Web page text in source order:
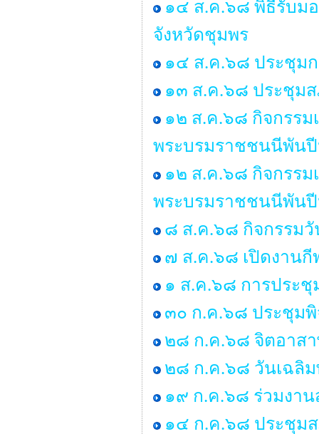
๑๔ ส.ค.๖๘ พิธีรับม
จังหวัดชุมพร
๑๔ ส.ค.๖๘ ประชุม
๑๓ ส.ค.๖๘ ประชุม
๑๒ ส.ค.๖๘ กิจกรรม
พระบรมราชชนนีพันปี
๑๒ ส.ค.๖๘ กิจกรรม
พระบรมราชชนนีพันปี
๘ ส.ค.๖๘ กิจกรรม
๗ ส.ค.๖๘ เปิดงานกี
๑ ส.ค.๖๘ การประ
๓๐ ก.ค.๖๘ ประชุม
๒๘ ก.ค.๖๘ จิตอาส
๒๘ ก.ค.๖๘ วันเฉลิม
๑๙ ก.ค.๖๘ ร่วมงา
๑๔ ก.ค.๖๘ ประชุม